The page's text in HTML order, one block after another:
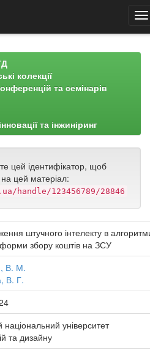
колекції
та семінарів
та інжиніринг
цей ідентифікатор, щоб
цей матеріал:
handle/123456789/28846
штучного інтелекту в
збору коштів на ЗСУ
В. М.
В. Г.
національний університет
та дизайну